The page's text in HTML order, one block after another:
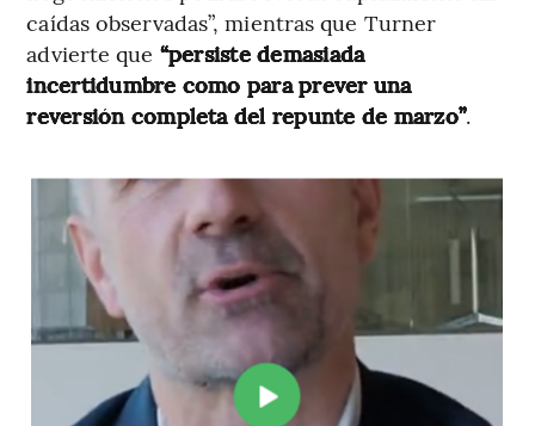
caídas observadas”, mientras que Turner
advierte que “persiste demasiada
incertidumbre como para prever una
reversión completa del repunte de marzo”.